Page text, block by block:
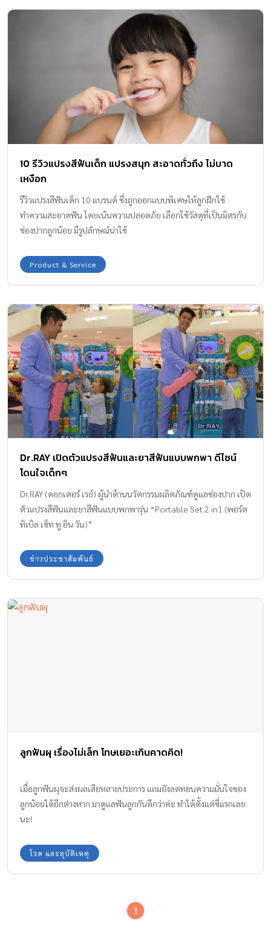
10 รีวิวแปรงสีฟันเด็ก แปรงสนุก สะอาดทั่วถึง ไม่บาด
เหงือก
รีวิวแปรงสีฟันเด็ก 10 แบรนด์ ซึ่งถูกออกแบบพิเศษให้ลูกฝึกใช้
ทำความสะอาดฟัน โดยเน้นความปลอดภัย เลือกใช้วัสดุที่เป็นมิตรกับ
ช่องปากลูกน้อย มีรูปลักษณ์น่าใช้
Product & Service
Dr.RAY เปิดตัวแปรงสีฟันและยาสีฟันแบบพกพา ดีไซน์
โดนใจเด็กๆ
Dr.RAY (ดอกเตอร์ เรย์) ผู้นำด้านนวัตกรรมผลิตภัณฑ์ดูแลช่องปาก เปิด
ตัวแปรงสีฟันและยาสีฟันแบบพกพารุ่น “Portable Set 2 in1 (พอร์ต
ทิเบิล เซ็ท ทู อิน วัน)”
ข่าวประชาสัมพันธ์
ลูกฟันผุ เรื่องไม่เล็ก โทษเยอะเกินคาดคิด!
เมื่อลูกฟันผุจะส่งผลเสียหลายประการ แถมยังลดทอนความมั่นใจของ
ลูกน้อยได้อีกต่างหาก มาดูแลฟันลูกกันดีกว่าค่ะ ทำได้ตั้งแต่ซี่แรกเลย
นะ!
โรค และอุบัติเหตุ
1